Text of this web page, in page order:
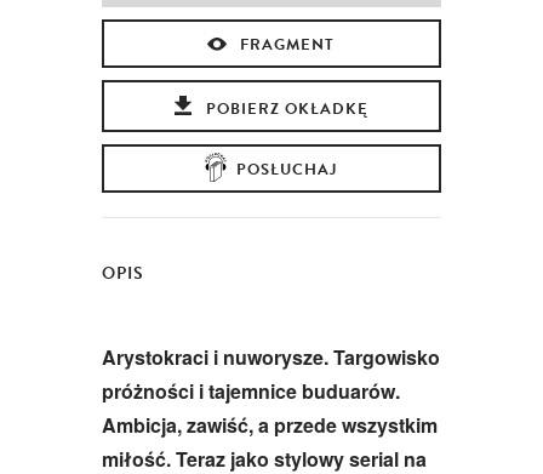
FRAGMENT
POBIERZ OKŁADKĘ
POSŁUCHAJ
OPIS
Arystokraci i nuworysze. Targowisko
próżności i tajemnice buduarów.
Ambicja, zawiść, a przede wszystkim
miłość. Teraz jako stylowy serial na